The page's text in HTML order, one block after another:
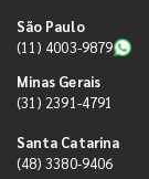
São Paulo
(11) 4003-9879
Minas Gerais
(31) 2391-4791
Santa Catarina
(48) 3380-9406